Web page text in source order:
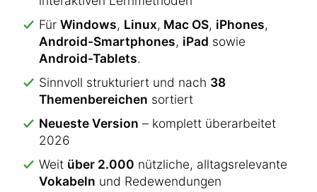
Für Windows, Linux, Mac OS, iPhones,
Android-Smartphones, iPad sowie
Android-Tablets.
Sinnvoll strukturiert und nach 38
Themenbereichen sortiert
Neueste Version – komplett überarbeitet
2026
Weit über 2.000 nützliche, alltagsrelevante
Vokabeln und Redewendungen